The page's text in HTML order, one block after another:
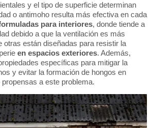
y el tipo de superficie determinan
o antimoho resulta más efectiva en cada
para interiores, donde tiende a
debido a que la ventilación es más
otras están diseñadas para resistir la
en espacios exteriores. Además,
específicas para mitigar la
y evitar la formación de hongos en
a este problema.